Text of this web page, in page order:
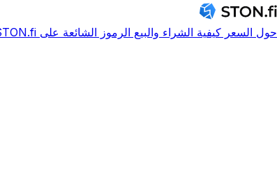
حول السعر كيفية الشراء والبيع الرموز الشائعة على STON.fi